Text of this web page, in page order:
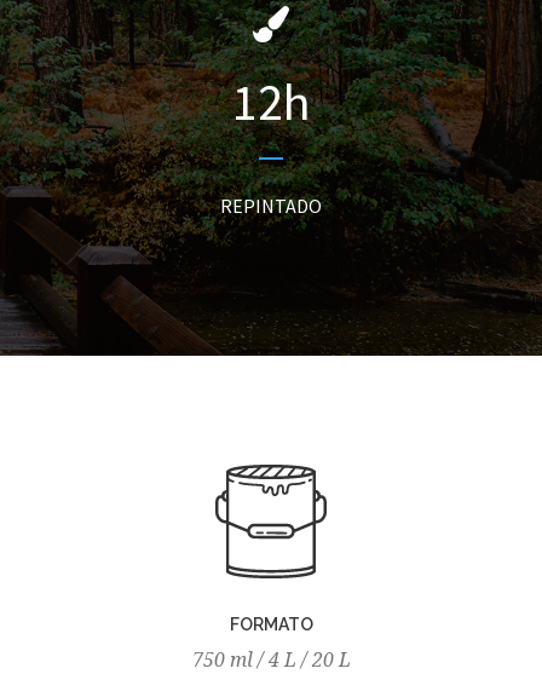
12h
REPINTADO
FORMATO
750 ml / 4 L / 20 L